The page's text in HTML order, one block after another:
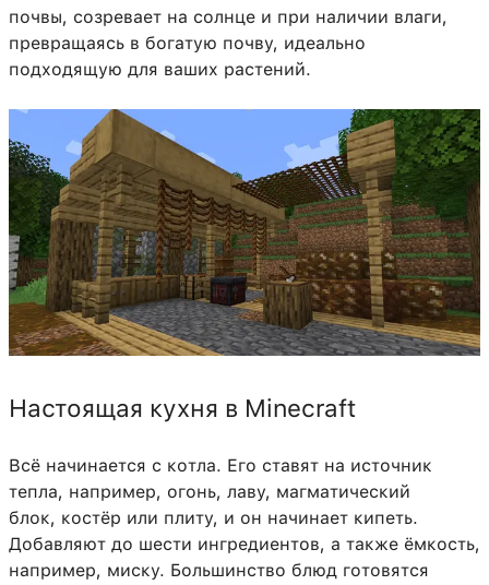
почвы, созревает на солнце и при наличии влаги,
превращаясь в богатую почву, идеально
подходящую для ваших растений.
Настоящая кухня в Minecraft
Всё начинается с котла. Его ставят на источник
тепла, например, огонь, лаву, магматический
блок, костёр или плиту, и он начинает кипеть.
Добавляют до шести ингредиентов, а также ёмкость,
например, миску. Большинство блюд готовятся